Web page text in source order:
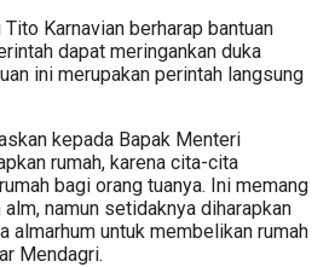
Karnavian berharap bantuan
dapat meringankan duka
ini merupakan perintah langsung
kepada Bapak Menteri
rumah, karena cita-cita
bagi orang tuanya. Ini memang
namun setidaknya diharapkan
almarhum untuk membelikan rumah
Mendagri.